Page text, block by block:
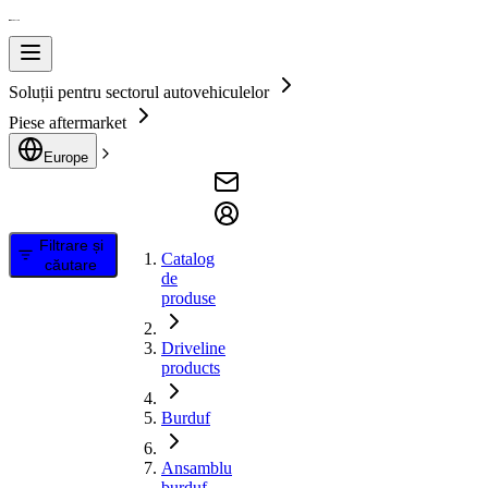
Soluții pentru sectorul autovehiculelor
Piese aftermarket
Europe
Filtrare și
căutare
Catalog
de
produse
Driveline
products
Burduf
Ansamblu